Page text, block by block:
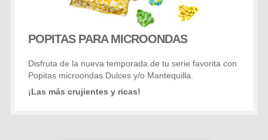
POPITAS PARA MICROONDAS
Disfruta de la nueva temporada de tu serie favorita con
Popitas microondas Dulces y/o Mantequilla.
¡Las más crujientes y ricas!